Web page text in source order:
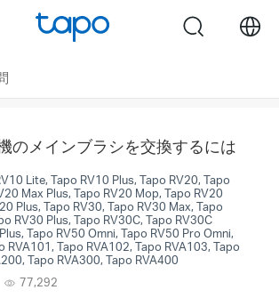
search
のメインブラシを交換するには
Lite, Tapo RV10 Plus, Tapo RV20, Tapo
Max Plus, Tapo RV20 Mop, Tapo RV20
Plus, Tapo RV30, Tapo RV30 Max, Tapo
RV30 Plus, Tapo RV30C, Tapo RV30C
Tapo RV50 Omni, Tapo RV50 Pro Omni,
RVA101, Tapo RVA102, Tapo RVA103, Tapo
Tapo RVA300, Tapo RVA400
77,292